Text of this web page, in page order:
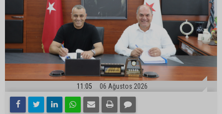
11:05 06 Ağustos 2026